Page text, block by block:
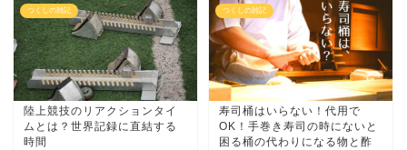
つくしの雑記
陸上競技のリアクションタイ
ムとは？世界記録に直結する
時間
つくしの雑記
寿司桶はいらない！代用で
OK！手巻き寿司の時にないと
困る桶の代わりになる物と酢